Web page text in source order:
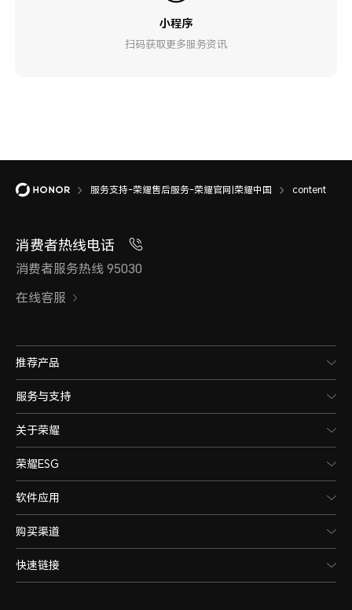
小程序
扫码获取更多服务资讯
服务支持-荣耀售后服务-荣耀官网|荣耀中国 content
消费者热线电话
消费者服务热线 95030
在线客服
推荐产品
服务与支持
关于荣耀
荣耀ESG
软件应用
购买渠道
快速链接